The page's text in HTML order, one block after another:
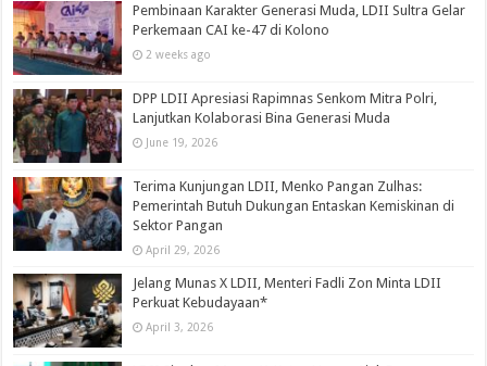
Pembinaan Karakter Generasi Muda, LDII Sultra Gelar
Perkemaan CAI ke-47 di Kolono
2 weeks ago
DPP LDII Apresiasi Rapimnas Senkom Mitra Polri,
Lanjutkan Kolaborasi Bina Generasi Muda
June 19, 2026
Terima Kunjungan LDII, Menko Pangan Zulhas:
Pemerintah Butuh Dukungan Entaskan Kemiskinan di
Sektor Pangan
April 29, 2026
Jelang Munas X LDII, Menteri Fadli Zon Minta LDII
Perkuat Kebudayaan*
April 3, 2026